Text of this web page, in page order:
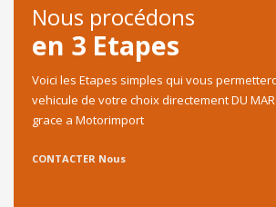
Nous procédons
en 3 Etapes
Voici les Etapes simples qui vous
vehicule de votre choix directement DU
grace a Motorimport
CONTACTER Nous